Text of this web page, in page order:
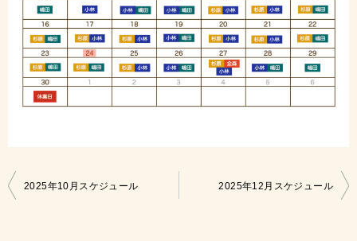
投
2025年10月スケジュール 2025年12月スケジュール